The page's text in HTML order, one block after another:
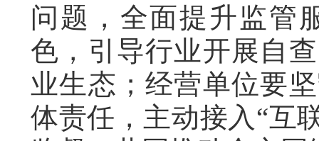
问题，全面提升监管
色，引导行业开展自
业生态；经营单位要
体责任，主动接入“互